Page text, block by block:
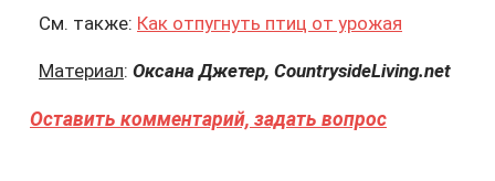
См. также: Как отпугнуть птиц от урожая
Материал: Оксана Джетер, CountrysideLiving.net
Оставить комментарий, задать вопрос